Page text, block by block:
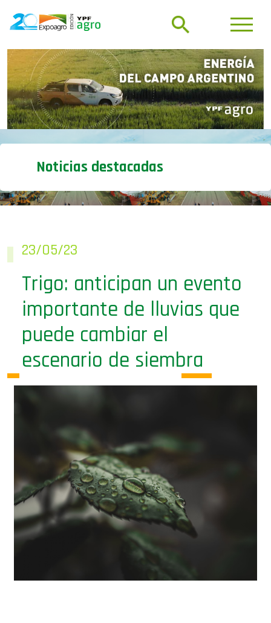
Noticias destacadas
23/05/23
Trigo: anticipan un evento
importante de lluvias que
puede cambiar el
escenario de siembra